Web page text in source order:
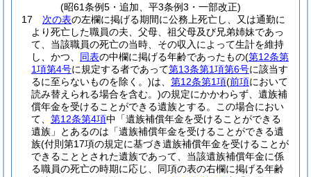
(昭61条例5・追加、平3条例3・一部改正)
17
次の表の左欄に掲げる期間に公務上死亡し、又は通勤に
より死亡した職員の夫、父母、祖父母及び兄弟姉妹であっ
て、当該職員の死亡の当時、その収入によって生計を維持
し、かつ、 同表の中欄に掲げる年齢であったもの(第12条第
1項第4号に規定する者であって第13条第1項第6号に該当す
るに至らないものを除く。)は、 第12条第1項(前項において
読み替えられる場合を含む。)の規定にかかわらず、遺族補
償年金を受けることができる遺族とする。
この場合におい
て、 第12条第4項中「遺族補償年金を受けることができる
遺族」とあるのは「遺族補償年金を受けることができる遺
族(付則第17項の規定に基づき遺族補償年金を受けることが
できることとされた遺族であって、当該遺族補償年金に係
る職員の死亡の時期に応じ、同項の表の右欄に掲げる年齢